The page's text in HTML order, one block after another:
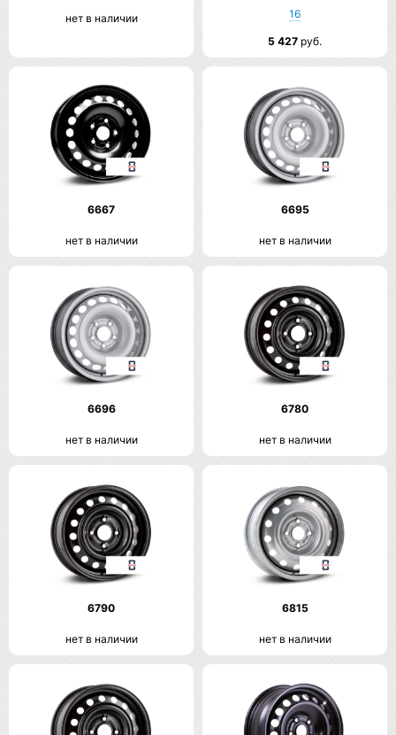
нет в наличии
16
5 427 руб.
6667
нет в наличии
6695
нет в наличии
6696
нет в наличии
6780
нет в наличии
6790
нет в наличии
6815
нет в наличии